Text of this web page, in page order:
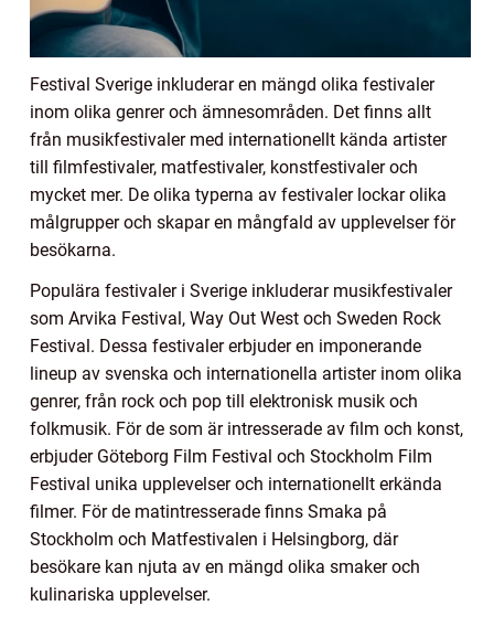
Festival Sverige inkluderar en mängd olika festivaler
inom olika genrer och ämnesområden. Det finns allt
från musikfestivaler med internationellt kända artister
till filmfestivaler, matfestivaler, konstfestivaler och
mycket mer. De olika typerna av festivaler lockar olika
målgrupper och skapar en mångfald av upplevelser för
besökarna.
Populära festivaler i Sverige inkluderar musikfestivaler
som Arvika Festival, Way Out West och Sweden Rock
Festival. Dessa festivaler erbjuder en imponerande
lineup av svenska och internationella artister inom olika
genrer, från rock och pop till elektronisk musik och
folkmusik. För de som är intresserade av film och konst,
erbjuder Göteborg Film Festival och Stockholm Film
Festival unika upplevelser och internationellt erkända
filmer. För de matintresserade finns Smaka på
Stockholm och Matfestivalen i Helsingborg, där
besökare kan njuta av en mängd olika smaker och
kulinariska upplevelser.